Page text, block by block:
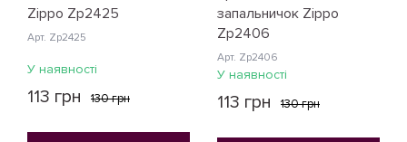
Zippo Zp2425
Арт. Zp2425
У наявності
113 грн 130 грн
запальничок Zippo
Zp2406
Арт. Zp2406
У наявності
113 грн 130 грн